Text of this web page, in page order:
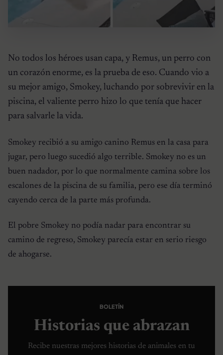
No todos los héroes usan capa, y Remus, un perro con
un corazón enorme, es la prueba de eso. Cuando vio a
su mejor amigo, Smokey, luchando por sobrevivir en la
piscina, el valiente perro hizo lo que tenía que hacer
para salvarle la vida.
Smokey recibió a su amigo canino Remus en la casa para
jugar, pero luego sucedió algo terrible. Smokey no es un
buen nadador, por lo que normalmente camina sobre los
escalones de la piscina de su familia, pero ese día terminó
cayendo cerca de la parte más profunda.
El pobre Smokey no podía nadar para encontrar su
camino de regreso, Smokey parecía estar en serio riesgo
de ahogarse.
BOLETÍN
Historias que abrazan
Recibe nuestras mejores historias de animales en tu